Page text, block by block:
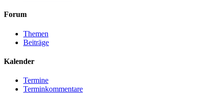
Forum
Themen
Beiträge
Kalender
Termine
Terminkommentare